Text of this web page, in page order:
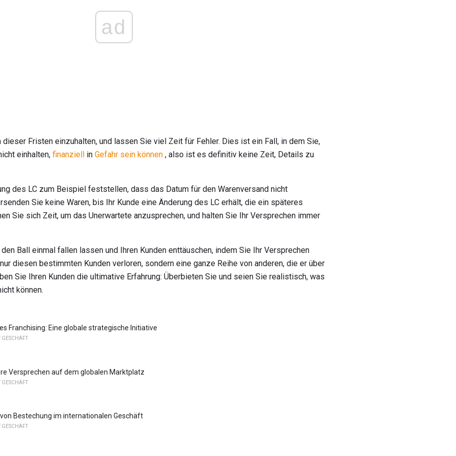
ad
dieser Fristen einzuhalten, und lassen Sie viel Zeit für Fehler. Dies ist ein Fall, in dem Sie,
einhalten, finanziell in Gefahr sein können , also ist es definitiv keine Zeit, Details zu
des LC zum Beispiel feststellen, dass das Datum für den Warenversand nicht
Sie keine Waren, bis Ihr Kunde eine Änderung des LC erhält, die ein späteres
Sie sich Zeit, um das Unerwartete anzusprechen, und halten Sie Ihr Versprechen immer
Ball einmal fallen lassen und Ihren Kunden enttäuschen, indem Sie Ihr Versprechen
diesen bestimmten Kunden verloren, sondern eine ganze Reihe von anderen, die er über
Sie Ihren Kunden die ultimative Erfahrung: Überbieten Sie und seien Sie realistisch, was
können.
Franchising: Eine globale strategische Initiative
GESCHÄFT
Versprechen auf dem globalen Marktplatz
GESCHÄFT
Bestechung im internationalen Geschäft